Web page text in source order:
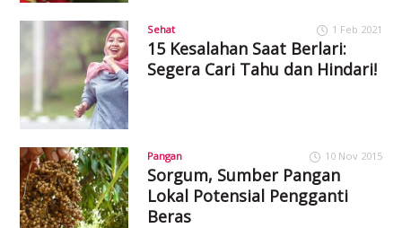
Sehat 1 Feb 2021
15 Kesalahan Saat Berlari:
Segera Cari Tahu dan Hindari!
Pangan 10 Nov 2015
Sorgum, Sumber Pangan
Lokal Potensial Pengganti
Beras